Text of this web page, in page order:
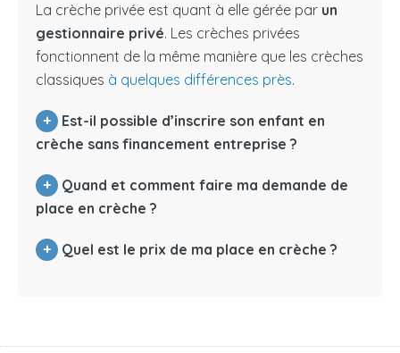
La crèche privée est quant à elle gérée par un
gestionnaire privé. Les crèches privées
fonctionnent de la même manière que les crèches
classiques à quelques différences près.
+
Est-il possible d’inscrire son enfant en
crèche sans financement entreprise ?
+
Quand et comment faire ma demande de
place en crèche ?
+ Quel est le prix de ma place en crèche ?